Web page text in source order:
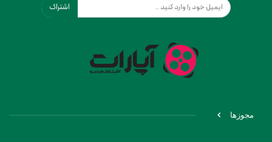
اشتراک
مجوزها